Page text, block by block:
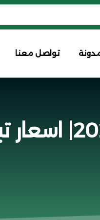
تواصل معنا